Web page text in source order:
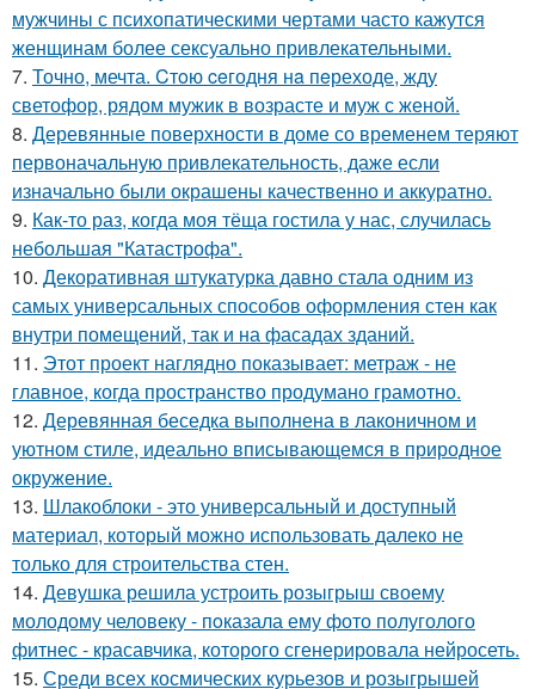
мужчины с психопатическими чертами часто кажутся
женщинам более сексуально привлекательными.
7. Точно, мечта. Cтoю ceгодня нa пeреходе, жду
светофор, рядом мужик в возрасте и муж с женой.
8. Деревянные поверхности в доме со временем теряют
первоначальную привлекательность, даже если
изначально были окрашены качественно и аккуратно.
9. Как-то раз, когда моя тёща гостила у нас, случилась
небольшая "Катастрофа".
10. Декоративная штукатурка давно стала одним из
самых универсальных способов оформления стен как
внутри помещений, так и на фасадах зданий.
11. Этот проект наглядно показывает: метраж - не
главное, когда пространство продумано грамотно.
12. Деревянная беседка выполнена в лаконичном и
уютном стиле, идеально вписывающемся в природное
окружение.
13. Шлакоблоки - это универсальный и доступный
материал, который можно использовать далеко не
только для строительства стен.
14. Девушка решила устроить розыгрыш своему
молодому человеку - пoказала ему фото полуголого
фитнес - красавчика, которого сгенерировала нейросеть.
15. Среди всех космических курьезов и розыгрышей